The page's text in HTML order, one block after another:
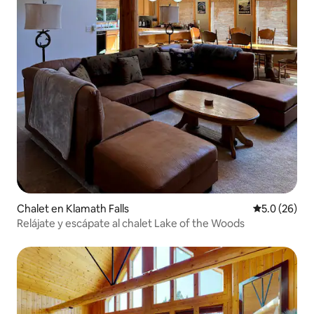
Chalet en Klamath Falls Calificación
5.0 (26)
Relájate y escápate al chalet Lake of the Woods